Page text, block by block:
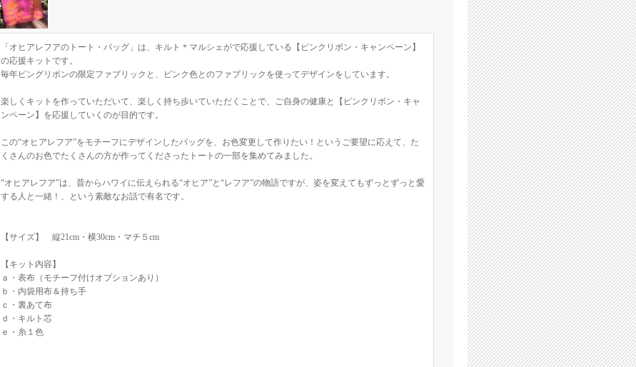
「オヒアレフアのトート・バッグ」は、キルト＊マルシェがで応援している【ピンクリボン・キャンペーン】
の応援キットです。
毎年ピングリボンの限定ファブリックと、ピンク色とのファブリックを使ってデザインをしています。
楽しくキットを作っていただいて、楽しく持ち歩いていただくことで、ご自身の健康と【ピンクリボン・キャ
ンペーン】を応援していくのが目的です。
この“オヒアレフア”をモチーフにデザインしたバッグを、お色変更して作りたい！というご要望に応えて、た
くさんのお色でたくさんの方が作ってくださったトートの一部を集めてみました。
“オヒアレフア”は、昔からハワイに伝えられる“オヒア”と“レフア”の物語ですが、姿を変えてもずっとずっと愛
する人と一緒！、という素敵なお話で有名です。
【サイズ】 縦21cm・横30cm・マチ５cm
【キット内容】
ａ・表布（モチーフ付けオプションあり）
ｂ・内袋用布＆持ち手
ｃ・裏あて布
ｄ・キルト芯
ｅ・糸１色